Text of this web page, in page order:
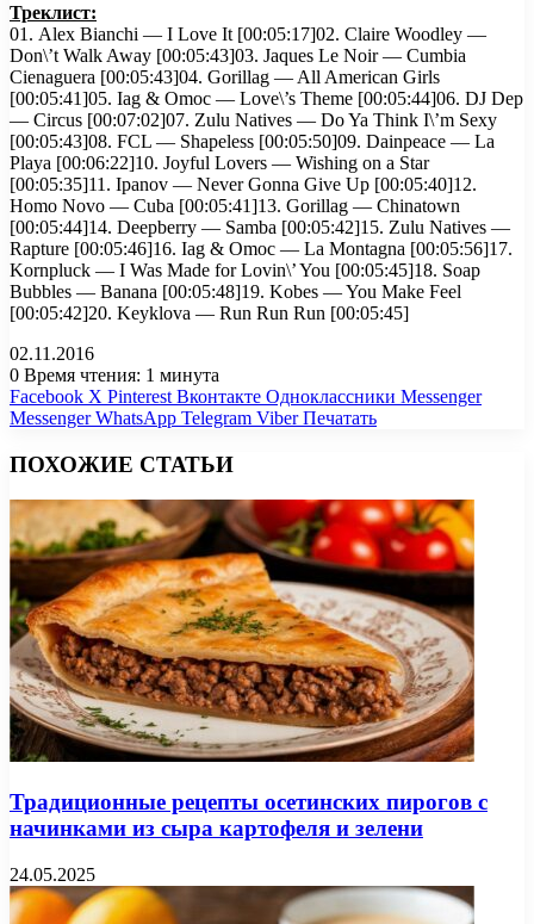
Треклист:
01. Alex Bianchi — I Love It [00:05:17]02. Claire Woodley —
Don\’t Walk Away [00:05:43]03. Jaques Le Noir — Cumbia
Cienaguera [00:05:43]04. Gorillag — All American Girls
[00:05:41]05. Iag & Omoc — Love\’s Theme [00:05:44]06. DJ Dep
— Circus [00:07:02]07. Zulu Natives — Do Ya Think I\’m Sexy
[00:05:43]08. FCL — Shapeless [00:05:50]09. Dainpeace — La
Playa [00:06:22]10. Joyful Lovers — Wishing on a Star
[00:05:35]11. Ipanov — Never Gonna Give Up [00:05:40]12.
Homo Novo — Cuba [00:05:41]13. Gorillag — Chinatown
[00:05:44]14. Deepberry — Samba [00:05:42]15. Zulu Natives —
Rapture [00:05:46]16. Iag & Omoc — La Montagna [00:05:56]17.
Kornpluck — I Was Made for Lovin\’ You [00:05:45]18. Soap
Bubbles — Banana [00:05:48]19. Kobes — You Make Feel
[00:05:42]20. Keyklova — Run Run Run [00:05:45]
02.11.2016
0 Время чтения: 1 минута
Facebook X Pinterest Вконтакте Одноклассники Messenger
Messenger WhatsApp Telegram Viber Печатать
ПОХОЖИЕ СТАТЬИ
Традиционные рецепты осетинских пирогов с
начинками из сыра картофеля и зелени
24.05.2025